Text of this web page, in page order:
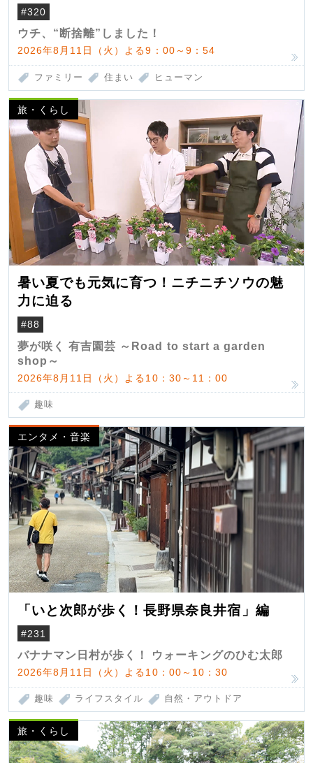
#320
ウチ、“断捨離”しました！
2026年8月11日（火）よる9：00～9：54
ファミリー 住まい ヒューマン
旅・くらし
暑い夏でも元気に育つ！ニチニチソウの魅
力に迫る
#88
夢が咲く 有吉園芸 ～Road to start a garden
shop～
2026年8月11日（火）よる10：30～11：00
趣味
エンタメ・音楽
「いと次郎が歩く！長野県奈良井宿」編
#231
バナナマン日村が歩く！ ウォーキングのひむ太郎
2026年8月11日（火）よる10：00～10：30
趣味 ライフスタイル 自然・アウトドア
旅・くらし